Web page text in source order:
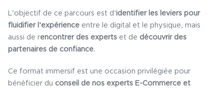
L’objectif de ce parcours est d’identifier les leviers pour
fluidifier l’expérience entre le digital et le physique, mais
aussi de rencontrer des experts et de découvrir des
partenaires de confiance.
Ce format immersif est une occasion privilégiée pour
bénéficier du conseil de nos experts E-Commerce et